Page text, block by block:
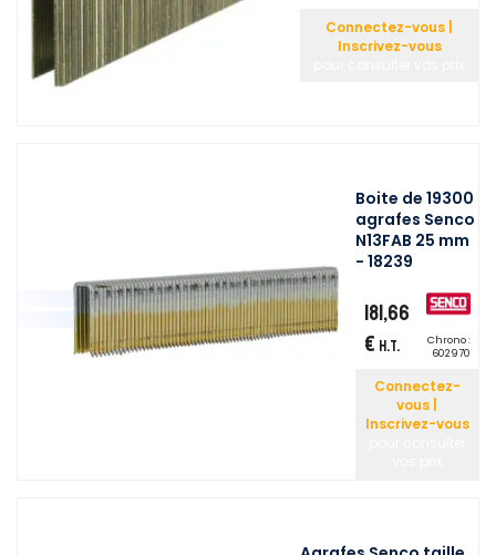
Connectez-vous |
Inscrivez-vous
Boite de 19300
agrafes Senco
N13FAB 25 mm
- 18239
181,66
€ H.T.
Chrono :
602970
Connectez-
vous |
Inscrivez-vous